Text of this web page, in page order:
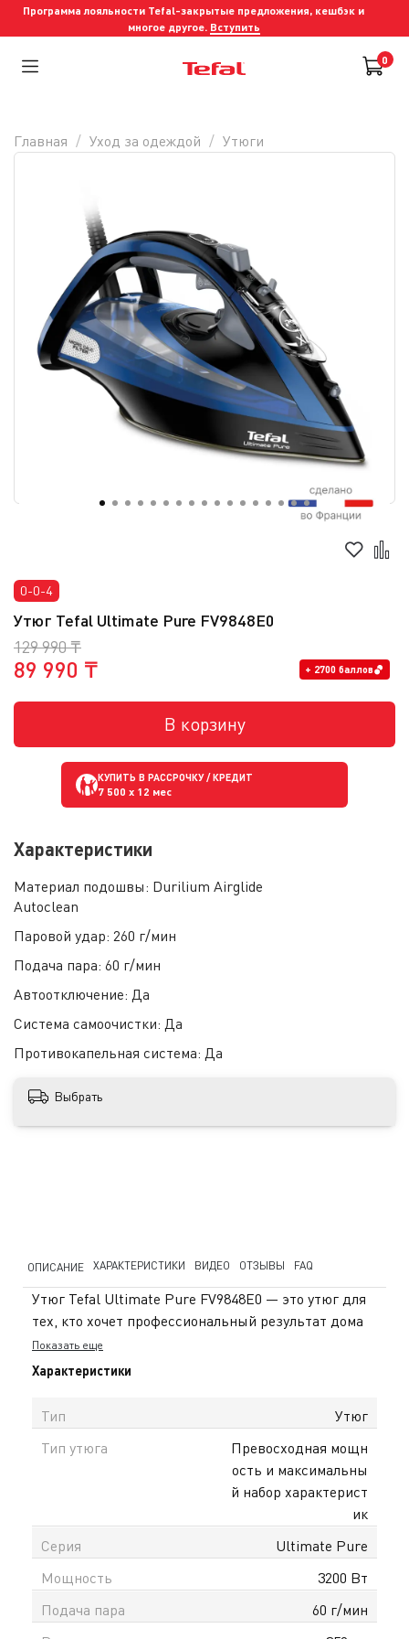
Программа лояльности Tefal-закрытые предложения, кешбэк и
многое другое. Вступить
0
0-0-4
Утюг Tefal Ultimate Pure FV9848E0
129 990 ₸
89 990 ₸ + 2700 баллов
В корзину
КУПИТЬ В РАССРОЧКУ / КРЕДИТ
7 500 x 12 мес
Характеристики
Материал подошвы: Durilium Airglide
Autoclean
Паровой удар: 260 г/мин
Подача пара: 60 г/мин
Автоотключение: Да
Система самоочистки: Да
Противокапельная система: Да
Выбрать
Главная Уход за одеждой Утюги
ОПИСАНИЕ ХАРАКТЕРИСТИКИ ВИДЕО ОТЗЫВЫ FAQ
Утюг Tefal Ultimate Pure FV9848E0 — это утюг для
тех, кто хочет профессиональный результат дома
без лишних усилий. Мощность 3200 Вт
обеспечивает быстрый нагрев, поэтому вы
время ограничено. Постоянная подача пара до 60 г/
мин легко разглаживает повседневные складки, а
паровой удар 260 г/мин помогает справляться с
плотными тканями и подходит для вертикального
отпаривания — удобно освежить пиджак или
платье прямо на вешалке. Резервуар объёмом 350
мл позволяет гладить дольше без частых доливов
воды. Система Micro Calc Filter задерживает
частицы накипи и пропускает только чистый пар,
предотвращая появление пятен на светлой
одежде. Это реальная защита тканей и стабильная
Показать еще
Характеристики
Тип
Утюг
Тип утюга
Превосходная мощн
ость и максимальны
й набор характерист
ик
Серия
Ultimate Pure
Мощность
3200 Вт
Подача пара
60 г/мин